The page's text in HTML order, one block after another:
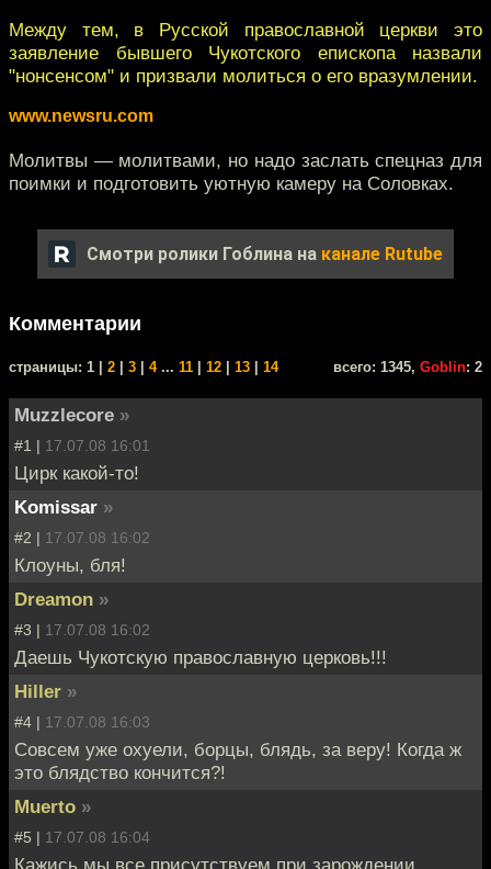
Между тем, в Русской православной церкви это
заявление бывшего Чукотского епископа назвали
"нонсенсом" и призвали молиться о его вразумлении.
www.newsru.com
Молитвы — молитвами, но надо заслать спецназ для
поимки и подготовить уютную камеру на Соловках.
Смотри ролики Гоблина на канале Rutube
Комментарии
cтраницы: 1 | 2 3 4... 11 12 13 14 всего: 1345, Goblin: 2
Muzzlecore »
#1 | 17.07.08 16:01
Цирк какой-то!
Komissar »
#2 | 17.07.08 16:02
Клоуны, бля!
Dreamon »
#3 | 17.07.08 16:02
Даешь Чукотскую православную церковь!!!
Hiller »
#4 | 17.07.08 16:03
Совсем уже охуели, борцы, блядь, за веру! Когда ж
это блядство кончится?!
Muerto »
#5 | 17.07.08 16:04